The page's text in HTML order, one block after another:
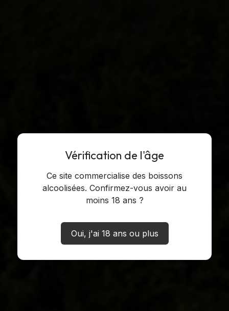
Vérification de l'âge
Ce site commercialise des boissons
alcoolisées. Confirmez-vous avoir au
moins 18 ans ?
Oui, j'ai 18 ans ou plus